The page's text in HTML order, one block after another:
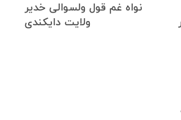
نواه غم قول ولسوالی خدیر
ولایت دایکندی